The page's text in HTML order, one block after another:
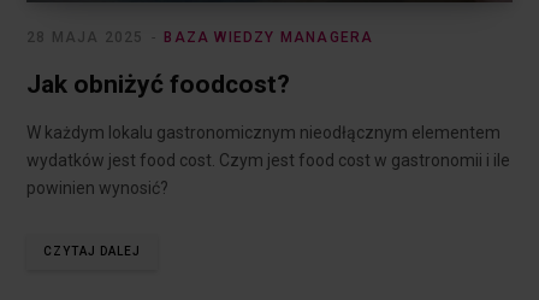
BAZA WIEDZY MANAGERA
28 MAJA 2025
Jak obniżyć foodcost?
W każdym lokalu gastronomicznym nieodłącznym elementem
wydatków jest food cost. Czym jest food cost w gastronomii i ile
powinien wynosić?
CZYTAJ DALEJ